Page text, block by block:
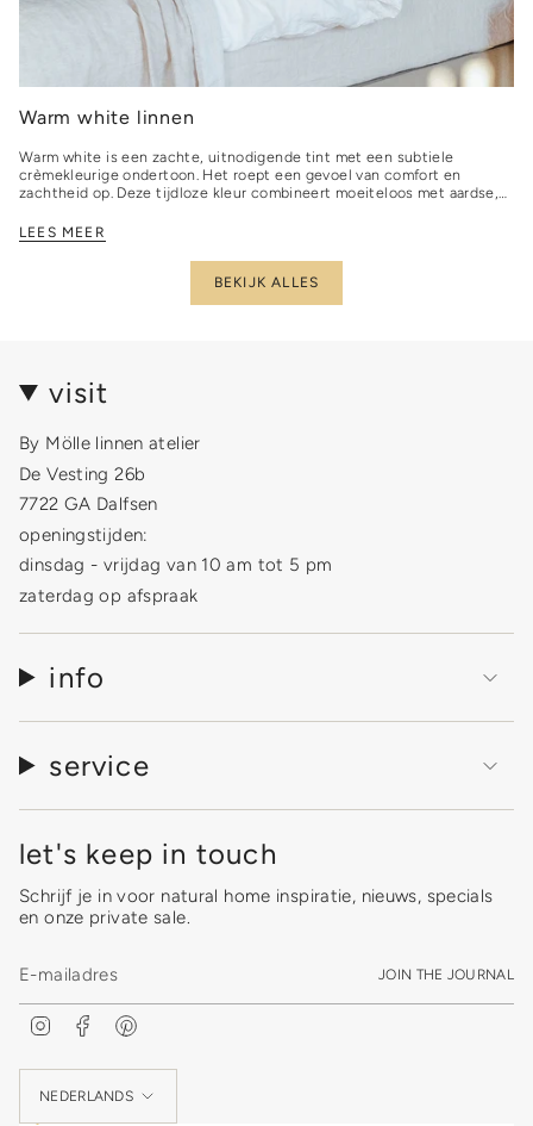
Warm white linnen
Warm white is een zachte, uitnodigende tint met een subtiele
crèmekleurige ondertoon. Het roept een gevoel van comfort en
zachtheid op. Deze tijdloze kleur combineert moeiteloos met aardse,
LEES MEER
BEKIJK ALLES
visit
By Mölle linnen atelier
De Vesting 26b
7722 GA Dalfsen
openingstijden:
dinsdag - vrijdag van 10 am tot 5 pm
zaterdag op afspraak
info
service
let's keep in touch
Schrijf je in voor natural home inspiratie, nieuws, specials
en onze private sale.
JOIN THE JOURNAL
t
a
e
b
t
e
Language
NEDERLANDS